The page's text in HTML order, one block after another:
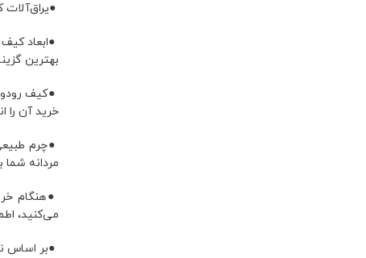
●ابعاد
بهترین
●کیف
خرید آن را
●چرم
مردانه شما
●هنگام
می‌کنید،
●بر اساس